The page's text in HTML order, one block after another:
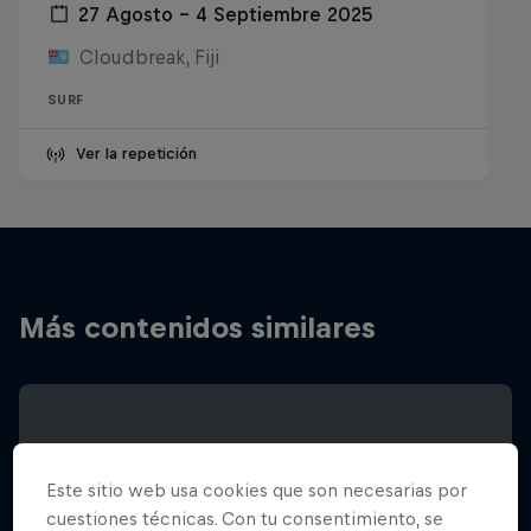
27 Agosto – 4 Septiembre 2025
Cloudbreak, Fiji
SURF
Ver la repetición
Más contenidos similares
Este sitio web usa cookies que son necesarias por
cuestiones técnicas. Con tu consentimiento, se